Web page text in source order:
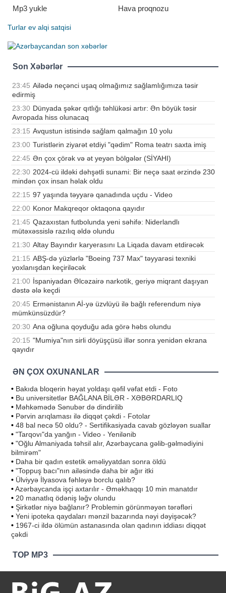
Mp3 yukle
Hava proqnozu
Turlar ev alqi satqisi
Son Xəbərlər
23:45 Ailədə neçənci uşaq olmağımız sağlamlığımıza təsir
edirmiş
23:30 Dünyada şəkər qıtlığı təhlükəsi artır: Ən böyük təsir
Avropada hiss olunacaq
23:15 Avqustun istisində sağlam qalmağın 10 yolu
23:00 Turistlərin ziyarət etdiyi "qədim" Roma teatrı saxta imiş
22:45 Ən çox çörək və ət yeyən bölgələr (SİYAHI)
22:30 2024-cü ildəki dəhşətli sunami: Bir neçə saat ərzində 230
mindən çox insan həlak oldu
22:15 97 yaşında təyyarə qanadında uçdu - Video
22:00 Konor Makqreqor oktaqona qayıdır
21:45 Qazaxıstan futbolunda yeni səhifə: Niderlandlı
mütəxəssislə razılıq əldə olundu
21:30 Altay Bayındır karyerasını La Liqada davam etdirəcək
21:15 ABŞ-də yüzlərlə "Boeing 737 Max" təyyarəsi texniki
yoxlanışdan keçiriləcək
21:00 İspaniyadan Əlcəzairə narkotik, geriyə miqrant daşıyan
dəstə ələ keçdi
20:45 Ermənistanın Aİ-yə üzvlüyü ilə bağlı referendum niyə
mümkünsüzdür?
20:30 Ana oğluna qoyduğu ada görə həbs olundu
20:15 "Mumiya"nın sirli döyüşçüsü illər sonra yenidən ekrana
qayıdır
ƏN ÇOX OXUNANLAR
• Bakıda bloqerin həyat yoldaşı qəfil vəfat etdi - Foto
• Bu universitetlər BAĞLANA BİLƏR - XƏBƏRDARLIQ
• Məhkəmədə Sənubər də dindirilib
• Pərvin arıqlaması ilə diqqət çəkdi - Fotolar
• 48 bal necə 50 oldu? - Sertifikasiyada cavab gözləyən suallar
• "Tarqovı"da yanğın - Video - Yenilənib
• "Oğlu Almaniyada təhsil alır, Azərbaycana gəlib-gəlmədiyini
bilmirəm"
• Daha bir qadın estetik əməliyyatdan sonra öldü
• "Toppuş bacı"nın ailəsində daha bir ağır itki
• Ülviyyə İlyasova fəhləyə borclu qalıb?
•Azərbaycanda işçi axtarılır - Əməkhaqqı 10 min manatdır
• 20 manatlıq ödəniş ləğv olundu
• Şirkətlər niyə bağlanır? Problemin görünməyən tərəfləri
• Yeni ipoteka qaydaları mənzil bazarında nəyi dəyişəcək?
• 1967-ci ildə ölümün astanasında olan qadının iddiası diqqət
çəkdi
TOP MP3